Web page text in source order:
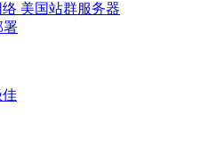
络 美国站群服务器
署
佳